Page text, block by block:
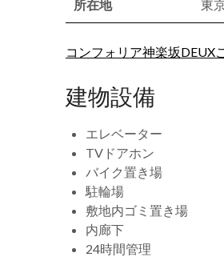
所在地 東
コンフォリア神楽坂DEUX
建物設備
エレベーター
TVドアホン
バイク置き場
駐輪場
敷地内ゴミ置き場
内廊下
24時間管理